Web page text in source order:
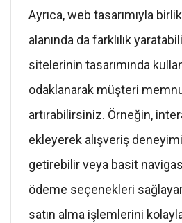
Ayrıca, web tasarımıyla
alanında da farklılık
sitelerinin tasarımında
odaklanarak müşteri
artırabilirsiniz. Örneğin,
ekleyerek alışveriş
getirebilir veya basit
ödeme seçenekleri
satın alma işlemlerini